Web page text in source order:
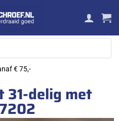
€ 75,-
31-delig met